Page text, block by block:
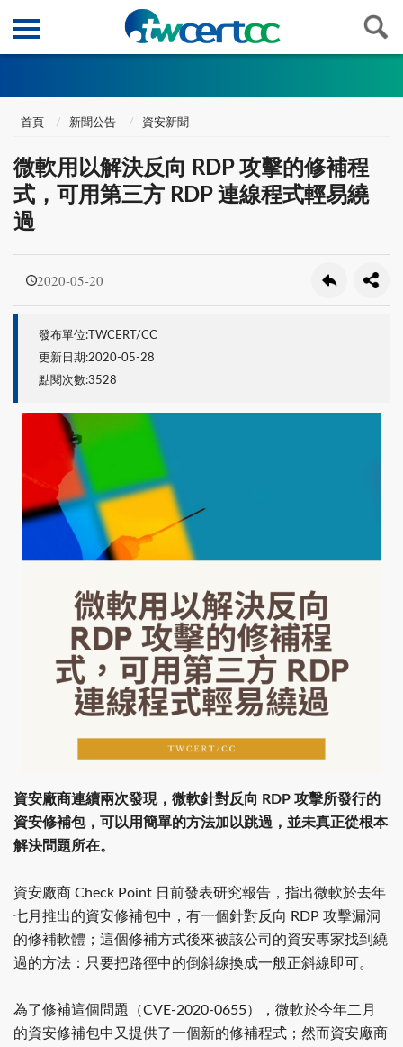
首頁 新聞公告 資安新聞
微軟用以解決反向 RDP 攻擊的修補程
式，可用第三方 RDP 連線程式輕易繞
過
2020-05-20
發布單位:TWCERT/CC
更新日期:2020-05-28
點閱次數:3528
資安廠商連續兩次發現，微軟針對反向 RDP 攻擊所發行的
資安修補包，可以用簡單的方法加以跳過，並未真正從根本
解決問題所在。
資安廠商 Check Point 日前發表研究報告，指出微軟於去年
七月推出的資安修補包中，有一個針對反向 RDP 攻擊漏洞
的修補軟體；這個修補方式後來被該公司的資安專家找到繞
過的方法：只要把路徑中的倒斜線換成一般正斜線即可。
為了修補這個問題（CVE-2020-0655），微軟於今年二月
的資安修補包中又提供了一個新的修補程式；然而資安廠商